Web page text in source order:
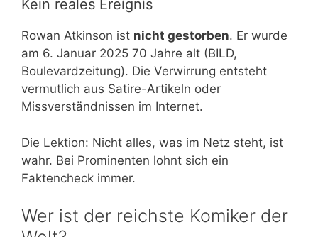
Kein reales Ereignis
Rowan Atkinson ist nicht gestorben. Er wurde
am 6. Januar 2025 70 Jahre alt (BILD,
Boulevardzeitung). Die Verwirrung entsteht
vermutlich aus Satire-Artikeln oder
Missverständnissen im Internet.
Die Lektion: Nicht alles, was im Netz steht, ist
wahr. Bei Prominenten lohnt sich ein
Faktencheck immer.
Wer ist der reichste Komiker der